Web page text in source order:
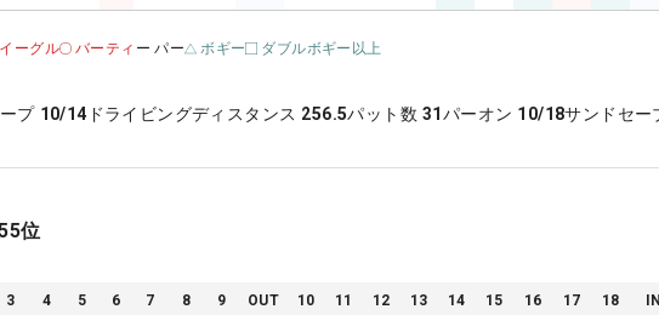
イーグル バーティ ー パー ボギー ダブルボギー以上
プ 10/14 ドライビングディスタンス 256.5パット数 31パーオン 10/18サンドセー
位
3 4 5 6 7 8 9 OUT 10 11 12 13 14 15 16 17 18